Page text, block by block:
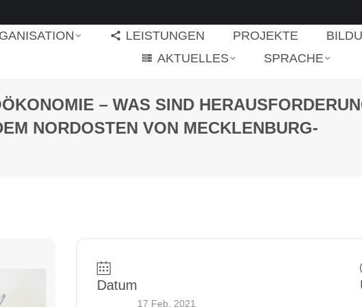
LEISTUNGEN PROJEKTE
AKTUELLES
SPRACHE
– WAS SIND
NORDOSTEN VON MECKLENBURG-
Datum
17 Feb. 2021